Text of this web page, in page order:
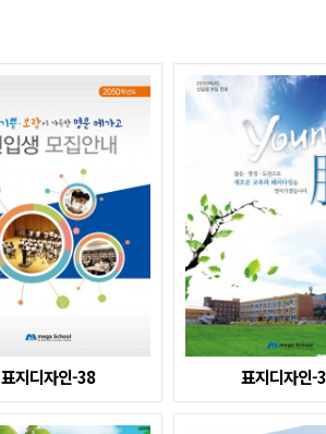
표지디자인-38 표지디자인-